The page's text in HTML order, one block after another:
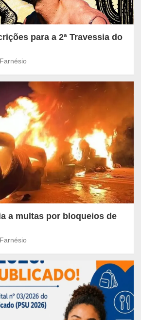
para a 2ª Travessia do
Farnésio
a multas por bloqueios de
Farnésio